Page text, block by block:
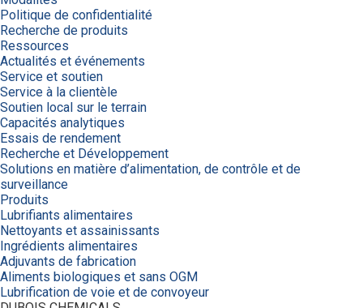
Politique de confidentialité
Recherche de produits
Ressources
Actualités et événements
Service et soutien
Service à la clientèle
Soutien local sur le terrain
Capacités analytiques
Essais de rendement
Recherche et Développement
Solutions en matière d’alimentation, de contrôle et de
surveillance
Produits
Lubrifiants alimentaires
Nettoyants et assainissants
Ingrédients alimentaires
Adjuvants de fabrication
Aliments biologiques et sans OGM
Lubrification de voie et de convoyeur